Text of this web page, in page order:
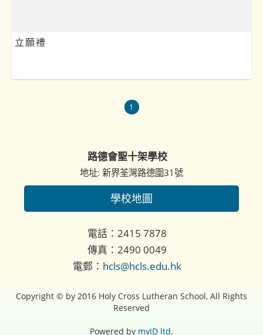
立願禮
1
路德會聖十架學校
地址: 新界荃灣路德圍31號
學校地圖
電話：2415 7878
傳真：2490 0049
電郵： hcls@hcls.edu.hk
Copyright © by 2016 Holy Cross Lutheran School, All Rights
Reserved
Powered by myID ltd.